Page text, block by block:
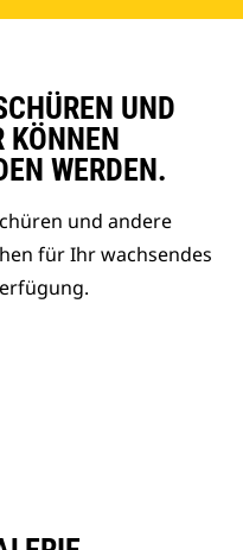
UND
KÖNNEN
WERDEN.
und andere
für Ihr wachsendes